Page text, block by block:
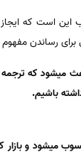
این است که
رساندن
میشود که
باشیم.
جز 10 شغل برتر